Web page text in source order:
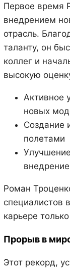
Первое время
внедрением
отрасль.
таланту, он
коллег и
высокую
Активное
новых
Создание
полетами
Роман
специалистов
карьере
Прорыв в
Этот рекорд,